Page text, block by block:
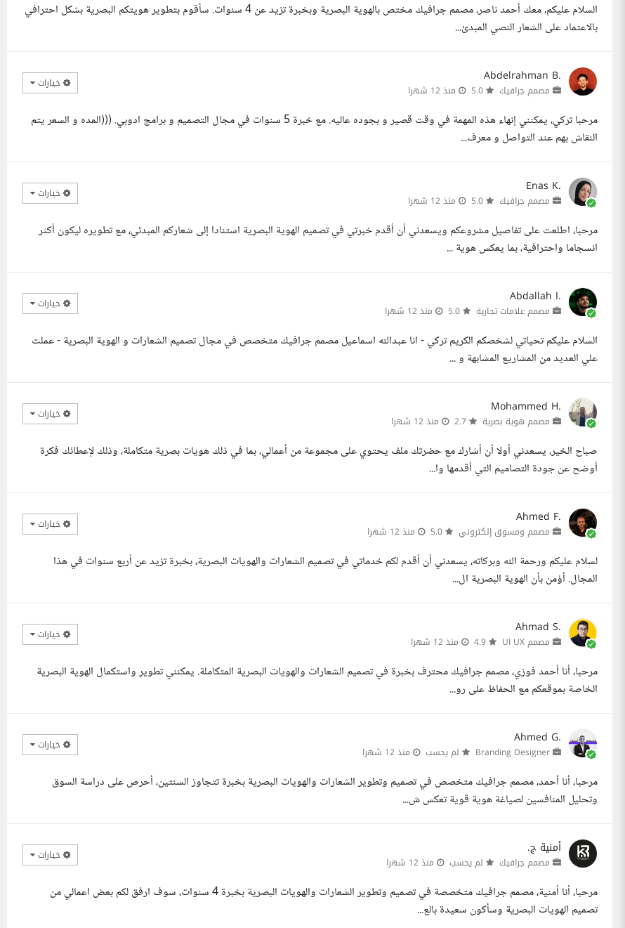
السلام عليكم، معك أحمد ناصر، مصمم جرافيك مختص بالهوية البصرية وبخبرة تزيد عن 4 سنوات. سأقوم بتطوير هويتكم البصرية بشكل احترافي
بالاعتماد على الشعار النصي المبدئ...
Abdelrahman B.
مصمم جرافيك منذ 12 شهرا خيارات
مرحبا تركي، يمكنني إنهاء هذه المهمة في وقت قصير و بجوده عاليه. مع خبرة 5 سنوات في مجال التصميم و برامج ادوبي. (((المده و السعر يتم
النقاش بهم عند التواصل و معرف...
Enas K.
مصمم جرافيك منذ 12 شهرا خيارات
مرحبا، اطلعت على تفاصيل مشروعكم ويسعدني أن أقدم خبرتي في تصميم الهوية البصرية استنادا إلى شعاركم المبدئي، مع تطويره ليكون أكثر
انسجاما واحترافية، بما يعكس هوية ...
Abdallah I.
مصمم علامات تجارية منذ 12 شهرا خيارات
السلام عليكم تحياتي لشخصكم الكريم تركي - انا عبدالله اسماعيل مصمم جرافيك متخصص في مجال تصميم الشعارات و الهوية البصرية - عملت
علي العديد من المشاريع المشابهة و ...
Mohammed H.
مصمم هوية بصرية منذ 12 شهرا خيارات
صباح الخير، يسعدني أولا أن أشارك مع حضرتك ملف يحتوي على مجموعة من أعمالي، بما في ذلك هويات بصرية متكاملة، وذلك لإعطائك فكرة
أوضح عن جودة التصاميم التي أقدمها وا...
Ahmed F.
مصمم ومسوق إلكتروني منذ 12 شهرا خيارات
لسلام عليكم ورحمة الله وبركاته، يسعدني أن أقدم لكم خدماتي في تصميم الشعارات والهويات البصرية، بخبرة تزيد عن أربع سنوات في هذا
المجال. أؤمن بأن الهوية البصرية ال...
Ahmad S.
مصمم UI UX منذ 12 شهرا خيارات
مرحبا، أنا أحمد فوزي، مصمم جرافيك محترف بخبرة في تصميم الشعارات والهويات البصرية المتكاملة. يمكنني تطوير واستكمال الهوية البصرية
الخاصة بموقعكم مع الحفاظ على رو...
Ahmed G.
لم يحسب منذ 12 شهرا خيارات
مرحبا، أنا أحمد، مصمم جرافيك متخصص في تصميم وتطوير الشعارات والهويات البصرية بخبرة تتجاوز السنتين، أحرص على دراسة السوق
وتحليل المنافسين لصياغة هوية قوية تعكس ش...
أمنية ج.
مصمم جرافيك لم يحسب منذ 12 شهرا خيارات
مرحبا، أنا أمنية، مصمم جرافيك متخصصة في تصميم وتطوير الشعارات والهويات البصرية بخبرة 4 سنوات، سوف ارفق لكم بعض اعمالي من
تصميم الهويات البصرية وسأكون سعيدة بالع...